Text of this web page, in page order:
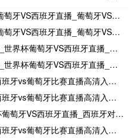
葡萄牙VS西班牙直播_世界杯葡萄牙VS西班牙直播_葡萄牙VS西班牙在线高清直播
葡萄牙VS西班牙直播_世界杯葡萄牙VS西班牙直播_葡萄牙VS西班牙在线高清直播
葡萄牙VS西班牙直播在线观看_世界杯葡萄牙VS西班牙直播_葡萄牙VS西班牙比赛观看直达入口
葡萄牙VS西班牙直播在线观看_世界杯葡萄牙VS西班牙直播_葡萄牙VS西班牙比赛观看直达入口
西班牙vs葡萄牙直播_世界杯西班牙vs葡萄牙比赛直播高清入口_西班牙vs葡萄牙预测分析直播
西班牙vs葡萄牙直播_世界杯西班牙vs葡萄牙比赛直播高清入口_西班牙vs葡萄牙预测分析直播
葡萄牙对阵西班牙直播_世界杯葡萄牙VS西班牙直播_西班牙对葡萄牙比赛直播在线无插件观看
西班牙vs葡萄牙直播_世界杯西班牙vs葡萄牙比赛直播高清入口_西班牙vs葡萄牙预测分析直播